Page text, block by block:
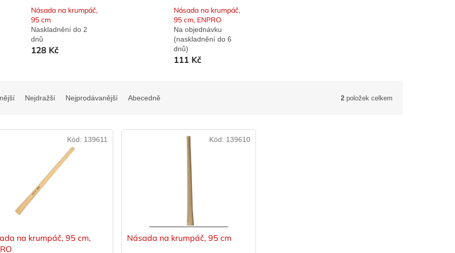
Násada na krumpáč,
95 cm
Naskladnění do 2
dnů
128 Kč
Násada na krumpáč,
95 cm, ENPRO
Na objednávku
(naskladnění do 6
dnů)
111 Kč
Nejdražší Nejprodávanější Abecedně 2 položek celkem
na krumpáč, 95 cm,
Kód: 139611
Násada na krumpáč, 95 cm
Kód: 139610